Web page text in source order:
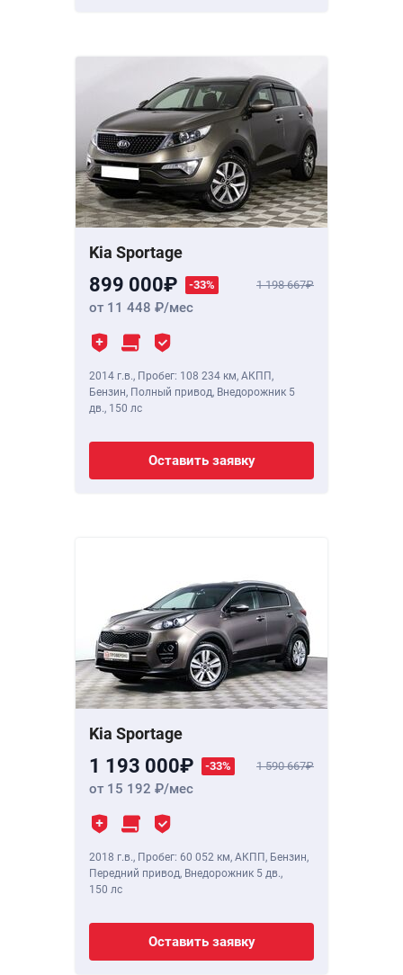
Kia Sportage
899 000 -33% 1 198 667
от 11 448 /мес
2014 г.в., Пробег: 108 234 км, АКПП,
Бензин, Полный привод, Внедорожник 5
дв., 150 лс
Оставить заявку
Kia Sportage
1 193 000 -33% 1 590 667
от 15 192 /мес
2018 г.в., Пробег: 60 052 км, АКПП, Бензин,
Передний привод, Внедорожник 5 дв.,
150 лс
Оставить заявку